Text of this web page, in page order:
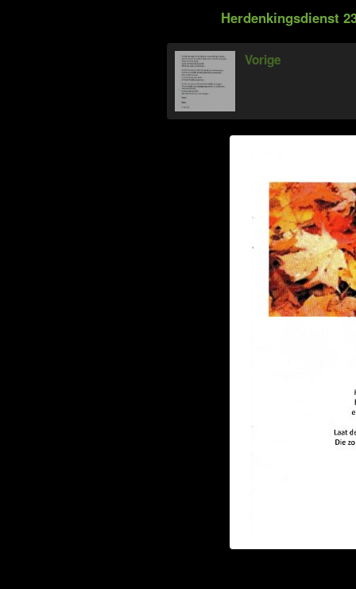
Herdenkingsdienst
Vorige